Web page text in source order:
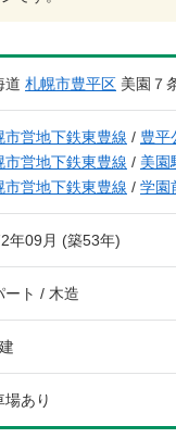
道 札幌市豊平区 美園７
市営地下鉄東豊線 / 豊平
市営地下鉄東豊線 / 美園
市営地下鉄東豊線 / 学園
年09月 (築53年)
ート / 木造
場あり